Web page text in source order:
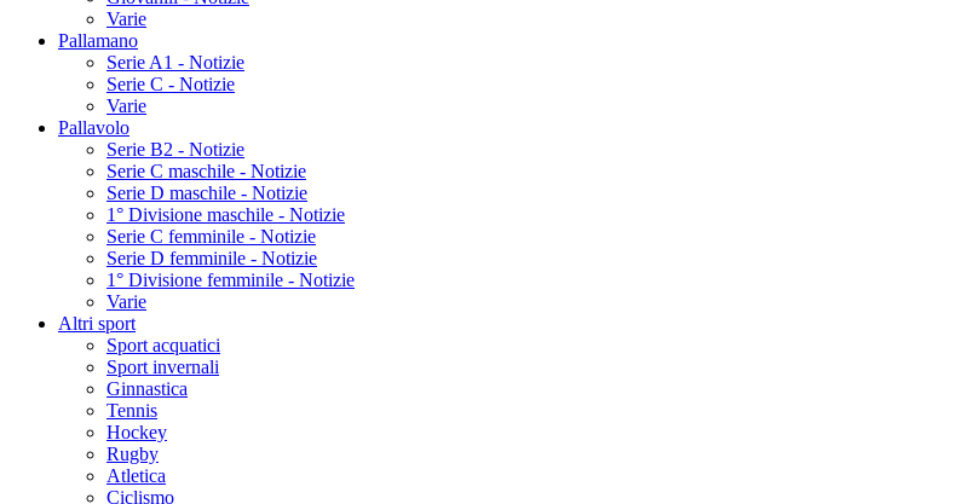
Varie
Pallamano
Serie A1 - Notizie
Serie C - Notizie
Varie
Pallavolo
Serie B2 - Notizie
Serie C maschile - Notizie
Serie D maschile - Notizie
1° Divisione maschile - Notizie
Serie C femminile - Notizie
Serie D femminile - Notizie
1° Divisione femminile - Notizie
Varie
Altri sport
Sport acquatici
Sport invernali
Ginnastica
Tennis
Hockey
Rugby
Atletica
Ciclismo